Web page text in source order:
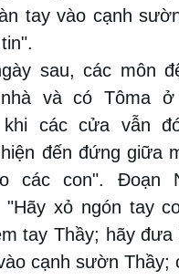
tay vào cạnh
sau, các môn
và có Tôma
khi các cửa vẫn
đến đứng giữa
các con". Ðoạn
"Hãy xỏ ngón tay
tay Thầy; hãy
cạnh sườn Thầy;